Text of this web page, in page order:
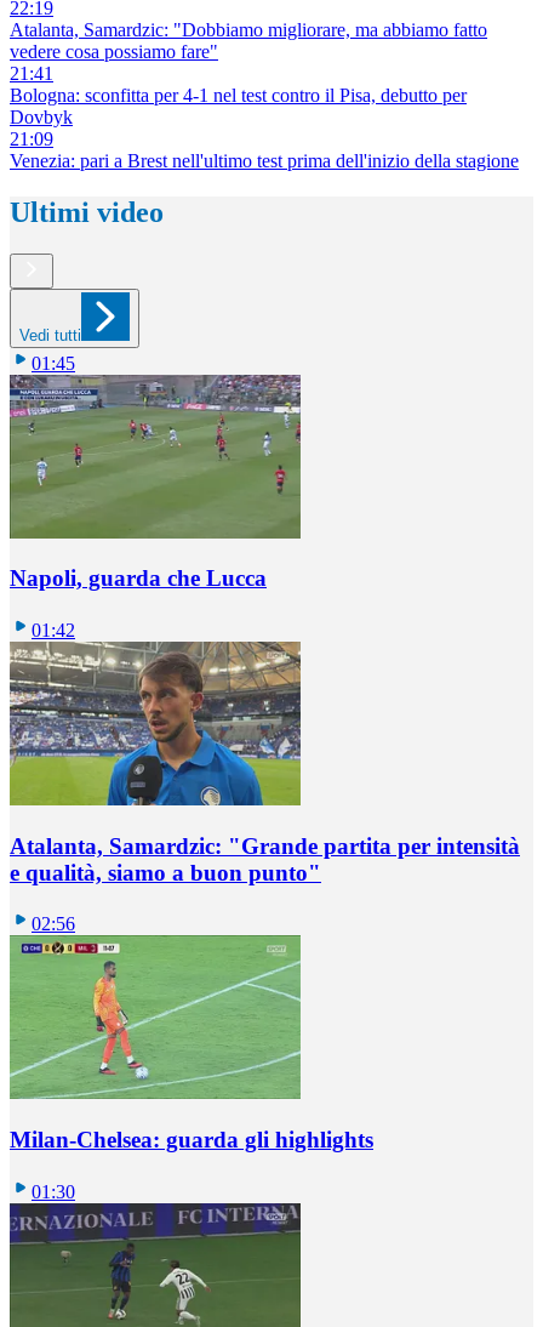
22:19
Atalanta, Samardzic: "Dobbiamo migliorare, ma abbiamo fatto
vedere cosa possiamo fare"
21:41
Bologna: sconfitta per 4-1 nel test contro il Pisa, debutto per
Dovbyk
21:09
Venezia: pari a Brest nell'ultimo test prima dell'inizio della stagione
Ultimi video
Vedi tutti
01:45
Napoli, guarda che Lucca
01:42
Atalanta, Samardzic: "Grande partita per intensità
e qualità, siamo a buon punto"
02:56
Milan-Chelsea: guarda gli highlights
01:30